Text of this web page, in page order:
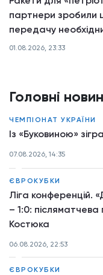
Головні
ЧЕМПІОНАТ УКРАЇНИ
Із «Буковиною»
07.08.2026, 14:35
ЄВРОКУБКИ
Ліга конференцій.
– 1:0: післяматчева
Костюка
06.08.2026, 22:53
ЄВРОКУБКИ
партнери зробили
передачу
Президента
01.08.2026, 23:33